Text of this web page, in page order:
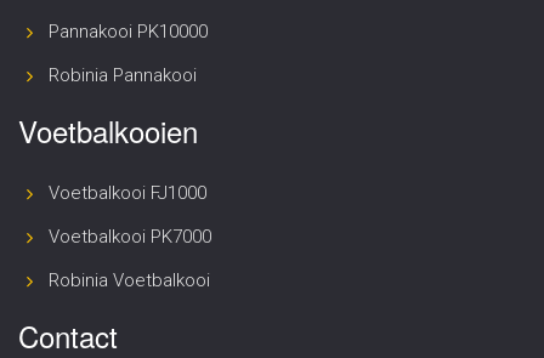
Pannakooi PK10000
Robinia Pannakooi
Voetbalkooien
Voetbalkooi FJ1000
Voetbalkooi PK7000
Robinia Voetbalkooi
Contact